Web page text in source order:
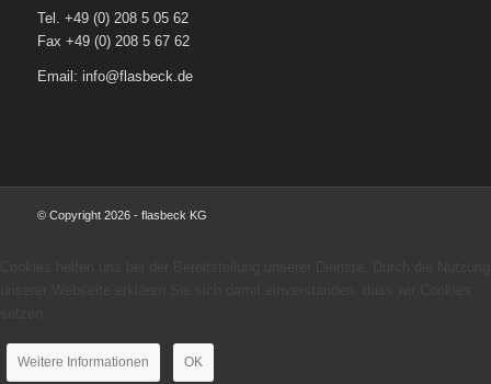
Tel. +49 (0) 208 5 05 62
Fax +49 (0) 208 5 67 62
Email: info@flasbeck.de
© Copyright 2026 - flasbeck KG
Weitere Informationen OK